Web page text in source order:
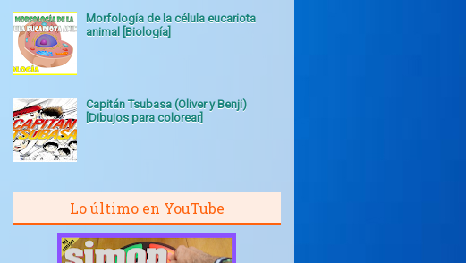
Morfología de la célula eucariota
animal [Biología]
Capitán Tsubasa (Oliver y Benji)
[Dibujos para colorear]
Lo último en YouTube